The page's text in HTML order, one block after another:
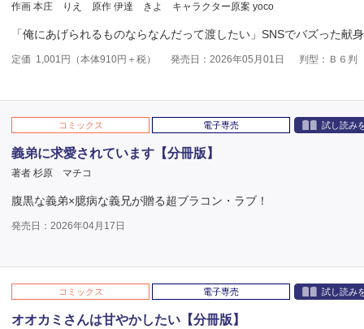
作画 本庄 りえ 原作 伊達 きよ キャラクター原案 yoco
「俺にあげられるものならなんだって渡したい」SNSでバズった献
定価 1,001 円（本体910円＋税） 発売日：2026年05月01日 判型：Ｂ６判
コミックス 電子専売 試し読み
義弟に求愛されています【分冊版】
著者 杉原 マチコ
腹黒な義弟×臆病な義兄が贈る超ブラコン・ラブ！
発売日：2026年04月17日
コミックス 電子専売 試し読み
オオカミさんは甘やかしたい【分冊版】